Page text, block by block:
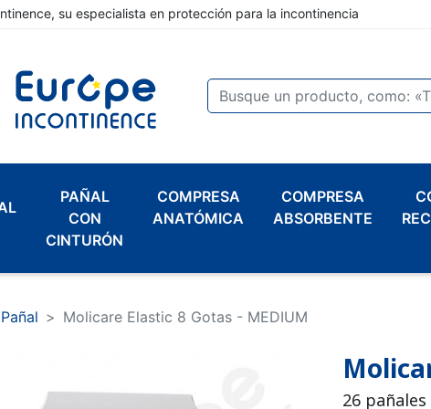
su especialista en protección para la incontinencia
PAÑAL
CON
CINTURÓN
COMPRESA
ANATÓMICA
COMPRESA
ABSORBENTE
Pañal Molicare Elastic 8 Gotas - MEDIUM
26 pañales